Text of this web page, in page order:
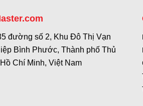
đường số 2, Khu Đô Thị Vạn
Bình Phước, Thành phố Thủ
Chí Minh, Việt Nam